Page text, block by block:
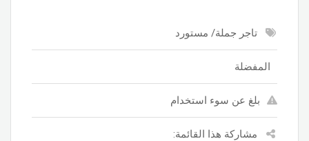
تاجر جملة/ مستورد
المفضلة
بلغ عن سوء استخدام
مشاركة هذا القائمة: